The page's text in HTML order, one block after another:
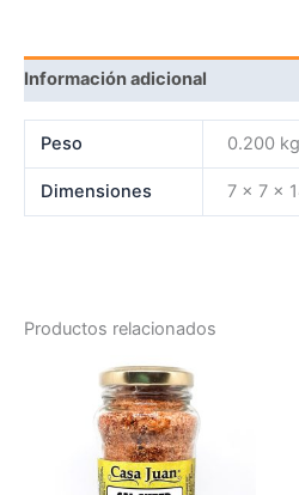
Información adicional
Peso 0.200 kg
Dimensiones 7 × 7 ×
Productos relacionados